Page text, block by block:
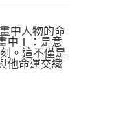
中人物的命
中Ⅰ：是意
。這不僅是
他命運交織